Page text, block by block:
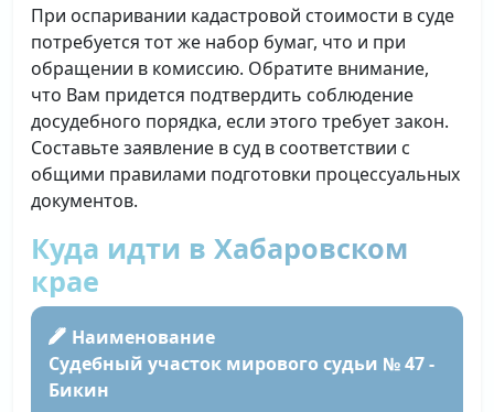
При оспаривании кадастровой стоимости в суде
потребуется тот же набор бумаг, что и при
обращении в комиссию. Обратите внимание,
что Вам придется подтвердить соблюдение
досудебного порядка, если этого требует закон.
Составьте заявление в суд в соответствии с
общими правилами подготовки процессуальных
документов.
Куда идти в Хабаровском
крае
Наименование
Судебный участок мирового судьи № 47 -
Бикин